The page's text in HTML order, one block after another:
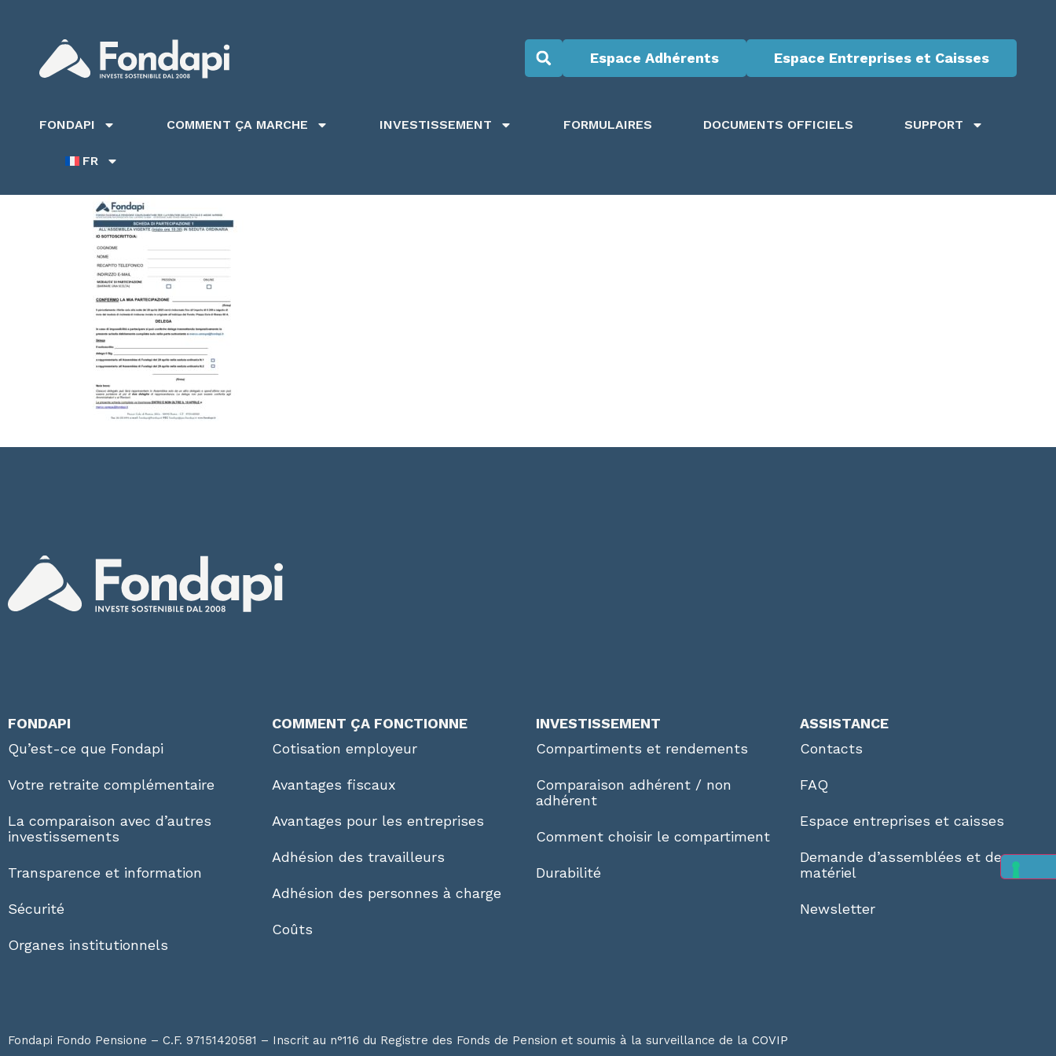
Espace Adhérents Espace Entreprises et Caisses
FONDAPI COMMENT ÇA MARCHE INVESTISSEMENT FORMULAIRES DOCUMENTS OFFICIELS SUPPORT
FR
FONDAPI
Qu’est-ce que Fondapi
Votre retraite complémentaire
La comparaison avec d’autres
investissements
Transparence et information
Sécurité
Organes institutionnels
COMMENT ÇA FONCTIONNE
Cotisation employeur
Avantages fiscaux
Avantages pour les entreprises
Adhésion des travailleurs
Adhésion des personnes à charge
Coûts
INVESTISSEMENT
Compartiments et rendements
Comparaison adhérent / non
adhérent
Comment choisir le compartiment
Durabilité
ASSISTANCE
Contacts
FAQ
Espace entreprises et caisses
Demande d’assemblées et de
matériel
Newsletter
Fondapi Fondo Pensione – C.F. 97151420581 – Inscrit au n°116 du Registre des Fonds de Pension et soumis à la surveillance de la COVIP